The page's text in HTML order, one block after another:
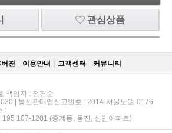
관심상품
버젼 이용안내 고객센터 커뮤니티
책임자 : 정경순
| 통신판매업신고번호 : 2014-서울노원-0176
:
195 107-1201 (중계동, 동진, 신안아파트)